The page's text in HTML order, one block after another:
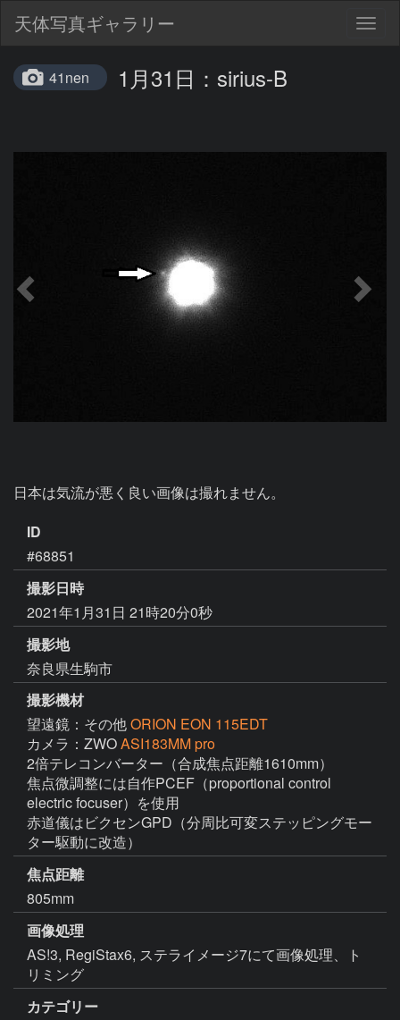
天体写真ギャラリー
41nen 1月31日：sirius-B
日本は気流が悪く良い画像は撮れません。
ID
#68851
撮影日時
2021年1月31日 21時20分0秒
撮影地
奈良県生駒市
撮影機材
望遠鏡：その他ORION EON 115EDT
カメラ：ZWOASI183MM pro
2倍テレコンバーター（合成焦点距離1610mm）
焦点微調整には自作PCEF（proportional control
electric focuser）を使用
赤道儀はビクセンGPD（分周比可変ステッピングモー
ター駆動に改造）
焦点距離
805mm
画像処理
AS!3, RegiStax6, ステライメージ7にて画像処理、ト
リミング
カテゴリー